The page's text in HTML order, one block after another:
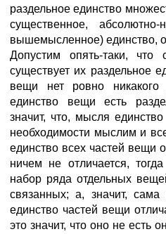
раздельное единство
существенное,
вышемысленное) единство,
Допустим опять-таки, что
существует их раздельное
вещи нет ровно никакого
единство вещи есть
значит, что, мысля
необходимости мыслим и
единство всех частей вещи
ничем не отличается,
набор ряда отдельных
связанных; а, значит,
единство частей вещи
это значит, что оно не есть